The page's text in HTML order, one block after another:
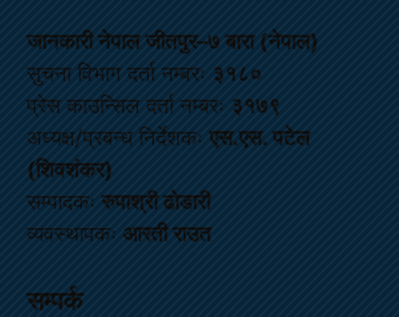
जानकारी नेपाल जीतपुर–७ बारा (नेपाल)
सुचना विभाग दर्ता नम्बरः ३१८०
प्रेस काउन्सिल दर्ता नम्बरः ३१७९
अध्यक्ष/प्रबन्ध निर्देशकः एस.एस. पटेल
(शिवशंकर)
सम्पादकः रुपाश्री ढोडारी
व्यवस्थापकः आरती राउत
सम्पर्क